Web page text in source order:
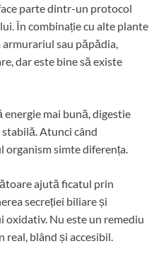
parte dintr-un protocol
În combinație cu alte plante
sau păpădia,
dar este bine să existe
mai bună, digestie
Atunci când
simte diferența.
ajută ficatul prin
secreției biliare și
Nu este un remediu
blând și accesibil.